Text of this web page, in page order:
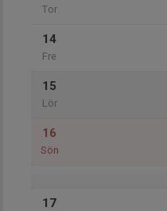
Tor
14
Fre
15
Lör
16
Sön
17